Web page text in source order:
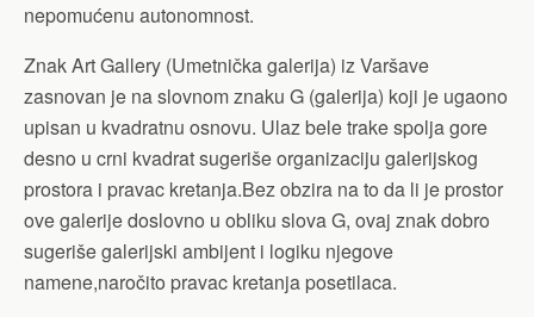
nepomućenu autonomnost.
Znak Art Gallery (Umetnička galerija) iz Varšave
zasnovan je na slovnom znaku G (galerija) koji je ugaono
upisan u kvadratnu osnovu. Ulaz bele trake spolja gore
desno u crni kvadrat sugeriše organizaciju galerijskog
prostora i pravac kretanja.Bez obzira na to da li je prostor
ove galerije doslovno u obliku slova G, ovaj znak dobro
sugeriše galerijski ambijent i logiku njegove
namene,naročito pravac kretanja posetilaca.